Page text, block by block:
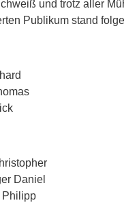
und trotz aller
Publikum stand
Daniel
Philipp